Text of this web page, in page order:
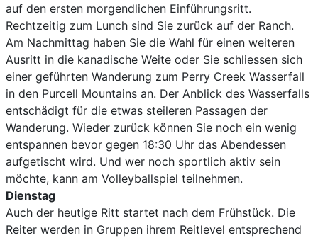
auf den ersten morgendlichen Einführungsritt.
Rechtzeitig zum Lunch sind Sie zurück auf der Ranch.
Am Nachmittag haben Sie die Wahl für einen weiteren
Ausritt in die kanadische Weite oder Sie schliessen sich
einer geführten Wanderung zum Perry Creek Wasserfall
in den Purcell Mountains an. Der Anblick des Wasserfalls
entschädigt für die etwas steileren Passagen der
Wanderung. Wieder zurück können Sie noch ein wenig
entspannen bevor gegen 18:30 Uhr das Abendessen
aufgetischt wird. Und wer noch sportlich aktiv sein
möchte, kann am Volleyballspiel teilnehmen.
Dienstag
Auch der heutige Ritt startet nach dem Frühstück. Die
Reiter werden in Gruppen ihrem Reitlevel entsprechend